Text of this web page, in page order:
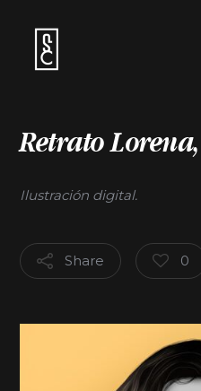
Retrato Lorena,
Ilustración digital.
Share 0